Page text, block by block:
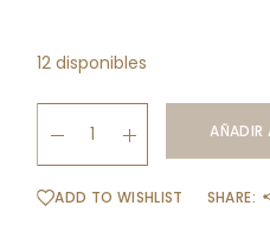
12 disponibles
Cadena con medalla de
AÑADIR
ADD TO WISHLIST SHARE: